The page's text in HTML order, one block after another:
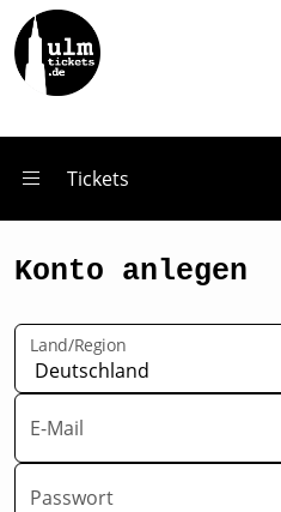
Zum Hauptinhalt springen
Tickets
Konto anlegen
Land/Region
E-Mail
Passwort